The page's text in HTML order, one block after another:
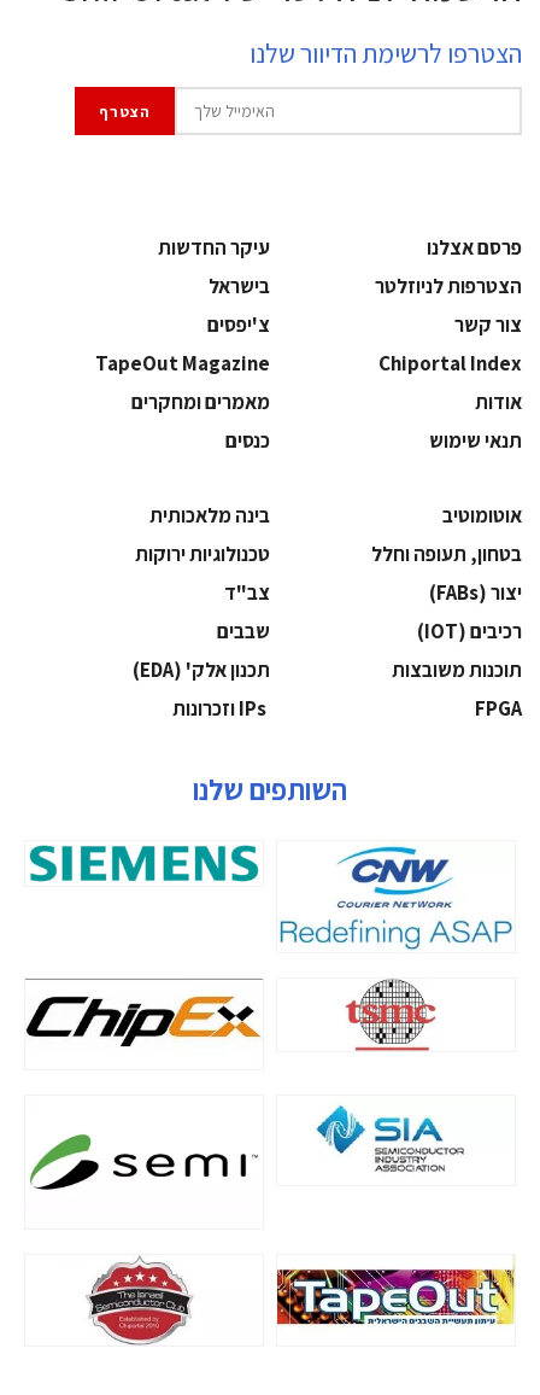
הצטרפו לרשימת הדיוור שלנו
פרסם אצלנו
עיקר החדשות
הצטרפות לניוזלטר
בישראל
צור קשר
צ'יפסים
Chiportal Index
TapeOut Magazine
אודות
מאמרים ומחקרים
תנאי שימוש
כנסים
אוטומוטיב
בינה מלאכותית
בטחון, תעופה וחלל
‫טכנולוגיות ירוקות‬
‫יצור (‪(FABs‬‬
‫צב"ד‬
‫רכיבים‬ (IOT)
‫שבבים‬
‫תוכנות משובצות‬
‫תכנון אלק' (‪(EDA‬‬
‫‪FPGA‬‬
השותפים שלנו